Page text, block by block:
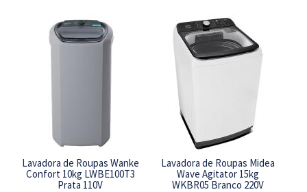
Lavadora de Roupas Wanke
Confort 10kg LWBE100T3
Prata 110V
Lavadora de Roupas Midea
Wave Agitator 15kg
WKBR05 Branco 220V